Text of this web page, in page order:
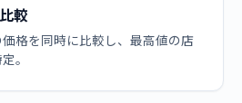
較
価格を同時に比較し、最高値の店
。